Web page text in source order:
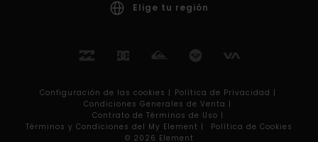
Elige tu región
Configuración de las cookies | Política de Privacidad |
Condiciones Generales de Venta |
Contrato de Términos de Uso |
Términos y Condiciones del My Element |
Política de Cookies
© 2026 Element